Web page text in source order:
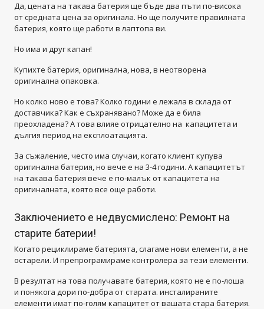
Да, цената на такава батерия ще бъде два пъти по-висока
от средната цена за оригинала. Но ще получите правилната
батерия, която ще работи в лаптопа ви.
Но има и друг капан!
Купихте батерия, оригинална, нова, в неотворена
оригинална опаковка.
Но колко ново е това? Колко години е лежала в склада от
доставчика? Как е съхранявано? Може да е била
преохладена? А това влияе отрицателно на капацитета и
дългия период на експлоатацията.
За съжаление, често има случаи, когато клиент купува
оригинална батерия, но вече е на 3-4 години. А капацитетът
на такава батерия вече е по-малък от капацитета на
оригиналната, която все още работи.
Заключението е недвусмислено: Ремонт на
старите батерии!
Когато рециклираме батерията, слагаме нови елементи, а не
остарели. И препрограмираме контролера за тези елементи.
В резултат на това получавате батерия, която не е по-лоша
и понякога дори по-добра от старата. инсталираните
елементи имат по-голям капацитет от вашата стара батерия.